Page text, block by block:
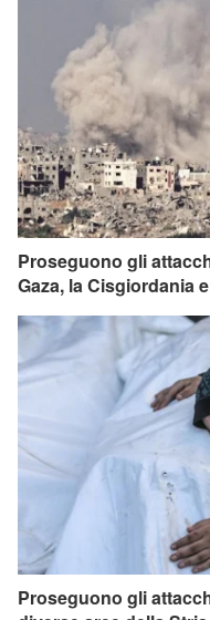
Proseguono gli
Gaza, la Cisgiordania
Proseguono gli